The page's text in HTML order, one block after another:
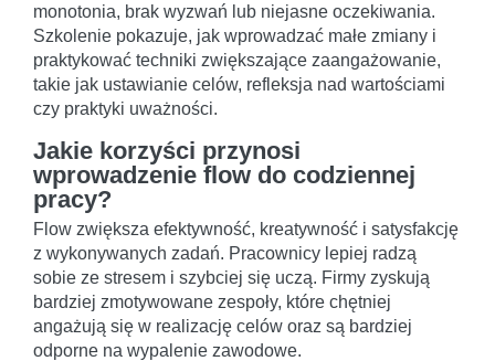
monotonia, brak wyzwań lub niejasne oczekiwania.
Szkolenie pokazuje, jak wprowadzać małe zmiany i
praktykować techniki zwiększające zaangażowanie,
takie jak ustawianie celów, refleksja nad wartościami
czy praktyki uważności.
Jakie korzyści przynosi
wprowadzenie flow do codziennej
pracy?
Flow zwiększa efektywność, kreatywność i satysfakcję
z wykonywanych zadań. Pracownicy lepiej radzą
sobie ze stresem i szybciej się uczą. Firmy zyskują
bardziej zmotywowane zespoły, które chętniej
angażują się w realizację celów oraz są bardziej
odporne na wypalenie zawodowe.